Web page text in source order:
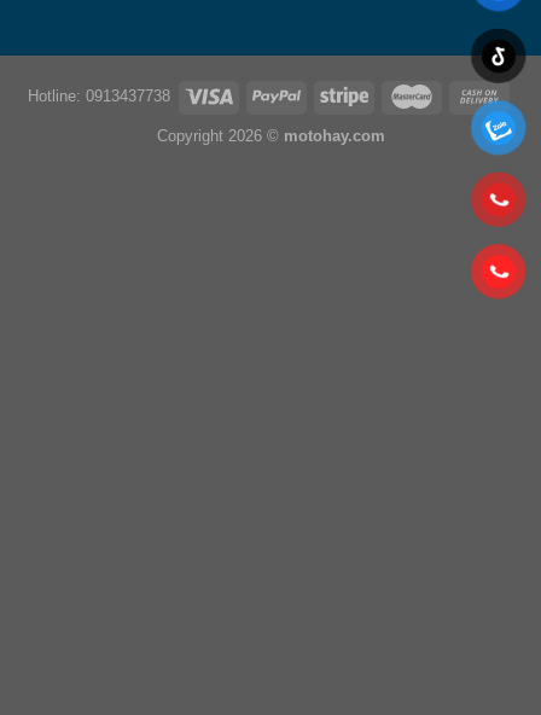
Hotline: 0913437738
Copyright 2026 © motohay.com